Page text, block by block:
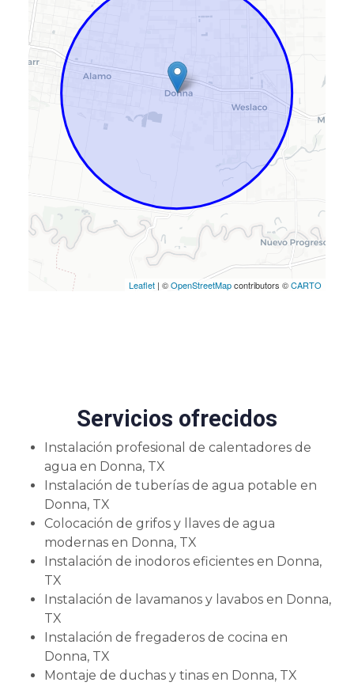
Leaflet | ©OpenStreetMapcontributors ©CARTO
Servicios ofrecidos
Instalación profesional de calentadores de
agua en Donna, TX
Instalación de tuberías de agua potable en
Donna, TX
Colocación de grifos y llaves de agua
modernas en Donna, TX
Instalación de inodoros eficientes en Donna,
TX
Instalación de lavamanos y lavabos en Donna,
TX
Instalación de fregaderos de cocina en
Donna, TX
Montaje de duchas y tinas en Donna, TX